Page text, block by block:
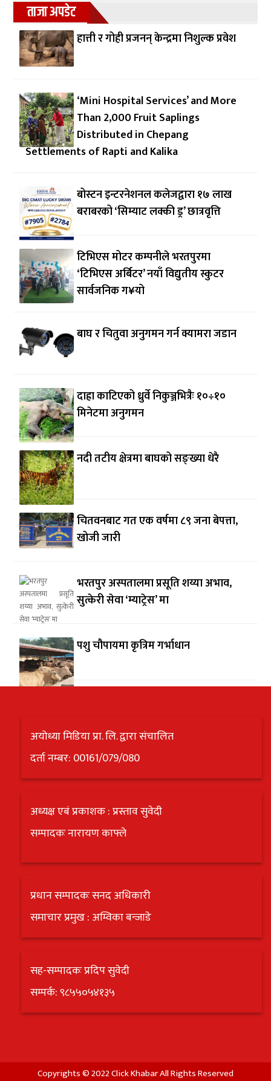
ताजा अपडेट
हात्ती र गोही प्रजनन् केन्द्रमा निशुल्क प्रवेश
‘Mini Hospital Services’ and More
Than 2,000 Fruit Saplings
Distributed in Chepang
Settlements of Rapti and Kalika
बोस्टन इन्टरनेशनल कलेजद्वारा १७ लाख
बराबरको ‘सिम्याट लक्की ड्र’ छात्रवृत्ति
टिभिएस मोटर कम्पनीले भरतपुरमा
‘टिभिएस अर्बिटर’ नयाँ विद्युतीय स्कुटर
सार्वजनिक ग¥यो
बाघ र चितुवा अनुगमन गर्न क्यामरा जडान
दाह्रा काटिएको ध्रुर्वे निकुञ्जभित्रैः १०÷१०
मिनेटमा अनुगमन
नदी तटीय क्षेत्रमा बाघको सङ्ख्या धेरै
चितवनबाट गत एक वर्षमा ८९ जना बेपत्ता,
खोजी जारी
भरतपुर अस्पतालमा प्रसूति शय्या अभाव,
सुत्केरी सेवा ‘म्याट्रेस’ मा
पशु चौपायमा कृत्रिम गर्भाधान
अयोध्या मिडिया प्रा. लि. द्वारा संचालित
दर्ता नम्बर: 00161/079/080
अध्यक्ष एबं प्रकाशक : प्रस्ताव सुवेदी
सम्पादकः नारायण काफ्ले
प्रधान सम्पादकः सनद अधिकारी
समाचार प्रमुख : अम्विका बन्जाडे
सह-सम्पादकः प्रदिप सुवेदी
सम्पर्क: ९८५५०५४१३५
Copyrights © 2022 Click Khabar All Rights Reserved